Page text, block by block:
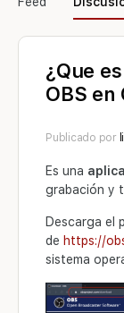
¿Que
OBS en
Publicado por
Es una
grabación y
Descarga el
de https://
sistema